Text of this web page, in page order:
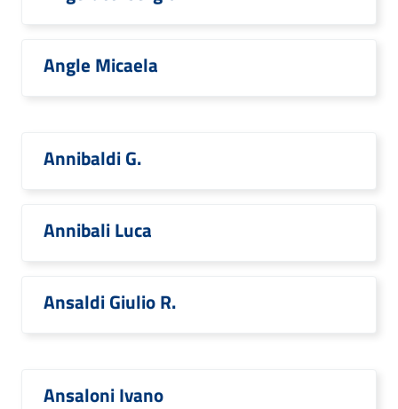
Angle Micaela
Annibaldi G.
Annibali Luca
Ansaldi Giulio R.
Ansaloni Ivano